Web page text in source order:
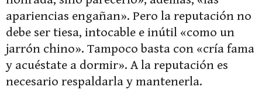
apariencias engañan». Pero la reputación no
debe ser tiesa, intocable e inútil «como un
jarrón chino». Tampoco basta con «cría fama
y acuéstate a dormir». A la reputación es
necesario respaldarla y mantenerla.